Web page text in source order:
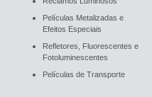
Películas Metalizadas e
Efeitos Especiais
Refletores, Fluorescentes e
Fotoluminescentes
Películas de Transporte